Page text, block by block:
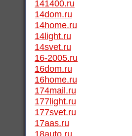
141400.ru
14dom.ru
14home.ru
14light.ru
14svet.ru
16-2005.ru
16dom.ru
16home.ru
174mail.ru
177light.ru
177svet.ru
17aas.ru
18auto.ru